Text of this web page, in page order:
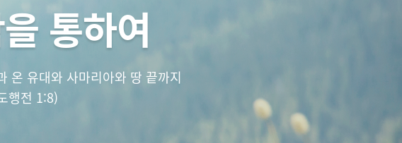
통하여
온 유대와 사마리아와 땅 끝까지
행전 1:8)